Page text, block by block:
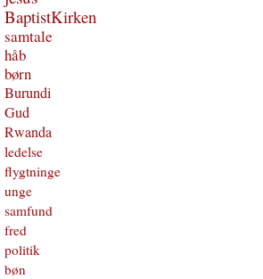
BaptistKirken
samtale
håb
børn
Burundi
Gud
Rwanda
ledelse
flygtninge
unge
samfund
fred
politik
bøn